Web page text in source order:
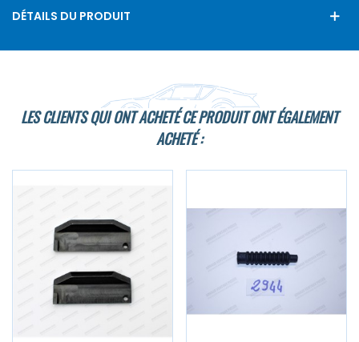
DÉTAILS DU PRODUIT
LES CLIENTS QUI ONT ACHETÉ CE PRODUIT ONT ÉGALEMENT
ACHETÉ :